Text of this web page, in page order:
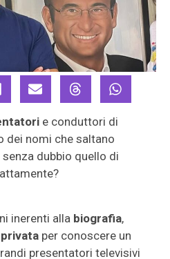
e conduttori di
dei nomi che saltano
dubbio quello di
inerenti alla biografia,
per conoscere un
presentatori televisivi